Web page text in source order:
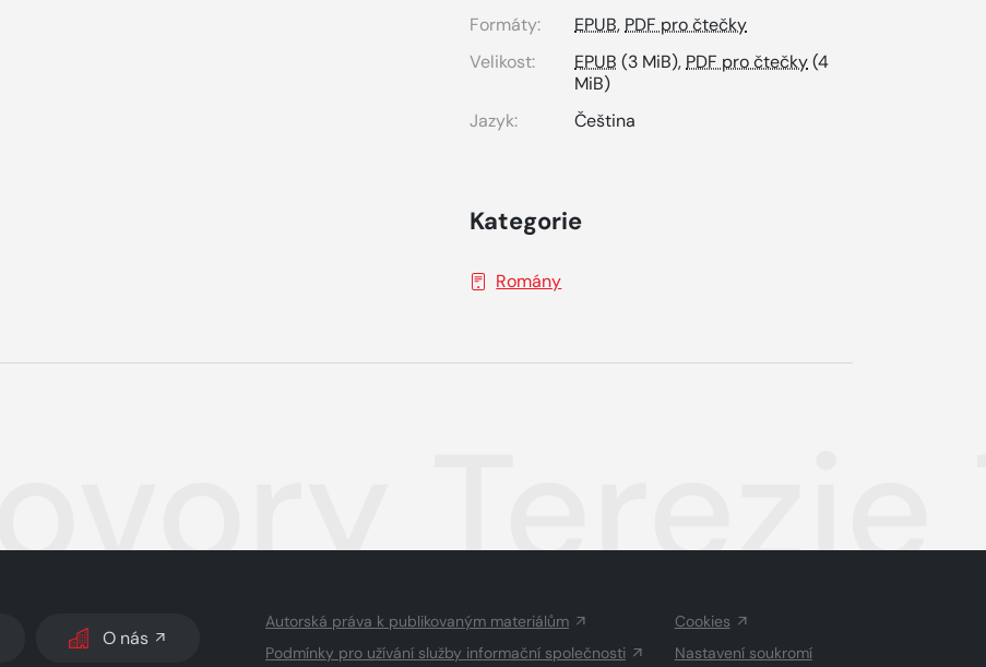
Formáty: EPUB, PDF pro čtečky
Velikost:
EPUB (3 MiB), PDF pro čtečky(4
MiB)
Jazyk:
Čeština
Kategorie
Romány
O nás
Autorská práva k publikovaným materiálům
Podmínky pro užívání služby informační společnosti
Cookies
Nastavení soukromí